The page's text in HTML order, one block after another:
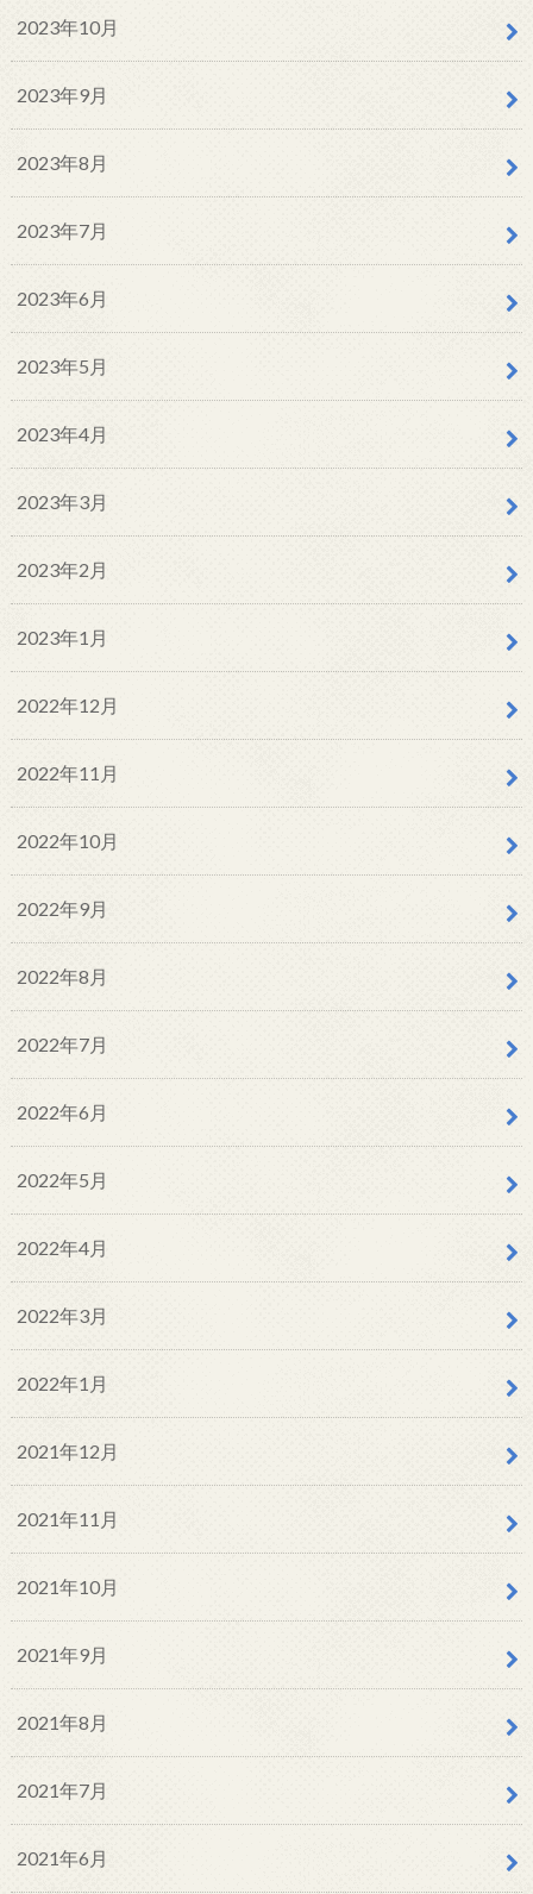
2023年10月
2023年9月
2023年8月
2023年7月
2023年6月
2023年5月
2023年4月
2023年3月
2023年2月
2023年1月
2022年12月
2022年11月
2022年10月
2022年9月
2022年8月
2022年7月
2022年6月
2022年5月
2022年4月
2022年3月
2022年1月
2021年12月
2021年11月
2021年10月
2021年9月
2021年8月
2021年7月
2021年6月